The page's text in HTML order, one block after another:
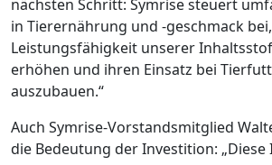
nächsten Schritt: Symrise steuert
in Tierernährung und -geschmack
Leistungsfähigkeit unserer
erhöhen und ihren Einsatz bei
auszubauen.“
Auch Symrise-Vorstandsmitglied
die Bedeutung der Investition: „Diese